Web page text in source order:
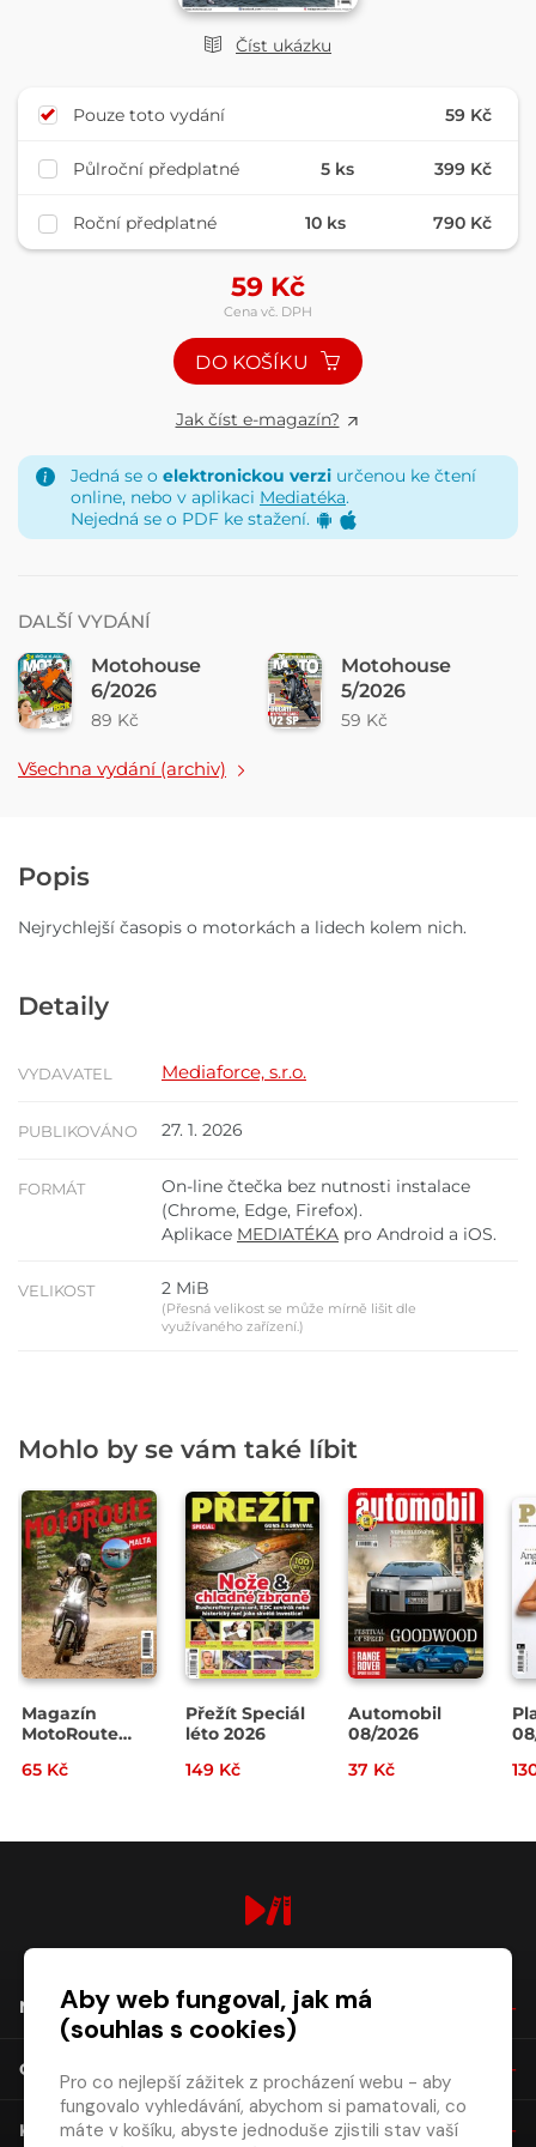
Číst ukázku
Pouze toto vydání 59 Kč
Půlroční předplatné 5 ks 399 Kč
Roční předplatné 10 ks 790 Kč
59 Kč
Cena vč. DPH
DO KOŠÍKU
Jak číst e-magazín?
Jedná se o elektronickou verzi určenou ke čtení
online, nebo v aplikaci Mediatéka.
Nejedná se o PDF ke stažení.
DALŠÍ VYDÁNÍ
Motohouse
6/2026
89 Kč
Motohouse
5/2026
59 Kč
Všechna vydání (archiv)
Popis
Nejrychlejší časopis o motorkách a lidech kolem nich.
Detaily
VYDAVATEL Mediaforce, s.r.o.
PUBLIKOVÁNO 27. 1. 2026
FORMÁT
On-line čtečka bez nutnosti instalace
(Chrome, Edge, Firefox).
Aplikace MEDIATÉKA pro Android a iOS.
VELIKOST 2 MiB
(Přesná velikost se může mírně lišit dle
využívaného zařízení.)
Mohlo by se vám také líbit
Magazín
MotoRoute
65 Kč
Přežít Speciál
léto 2026
149 Kč
Automobil
08/2026
37 Kč
NÁKUP
O SPOLEČNOSTI
KONTAKT
Aby web fungoval, jak má
(souhlas s cookies)
Pro co nejlepší zážitek z procházení webu - aby
fungovalo vyhledávání, abychom si pamatovali, co
máte v košíku, abyste jednoduše zjistili stav vaší